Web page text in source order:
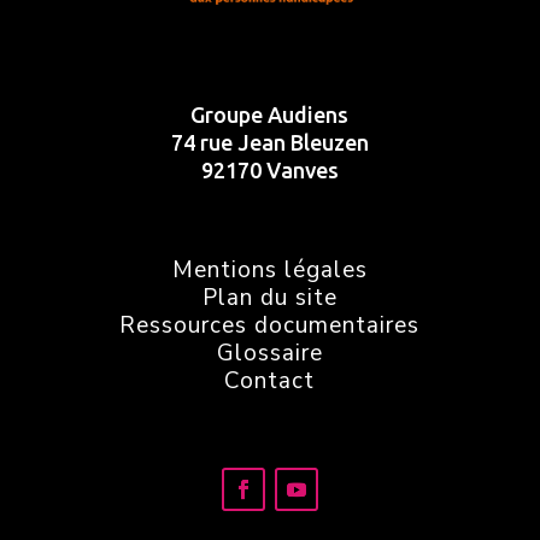
Groupe Audiens
74 rue Jean Bleuzen
92170 Vanves
Mentions légales
Plan du site
Ressources documentaires
Glossaire
Contact